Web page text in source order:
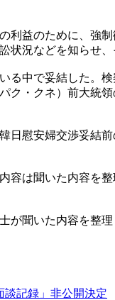
利益のために、強
況などを知らせ
る中で妥結した。
ク・クネ）前大統
日慰安婦交渉妥結
容は聞いた内容を
聞いた内容を整
談記録」非公開決定